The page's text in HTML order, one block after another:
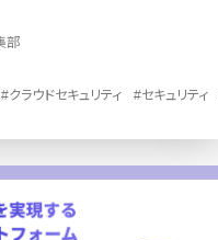
部
#クラウドセキュリティ #セキュリティ